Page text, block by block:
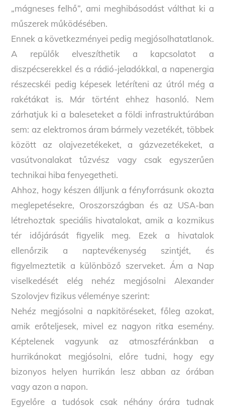
„mágneses felhő”, ami meghibásodást válthat ki a
műszerek működésében.
Ennek a következményei pedig megjósolhatatlanok.
A repülők elveszíthetik a kapcsolatot a
diszpécserekkel és a rádió-jeladókkal, a napenergia
részecskéi pedig képesek letéríteni az útról még a
rakétákat is. Már történt ehhez hasonló. Nem
zárhatjuk ki a baleseteket a földi infrastruktúrában
sem: az elektromos áram bármely vezetékét, többek
között az olajvezetékeket, a gázvezetékeket, a
vasútvonalakat tűzvész vagy csak egyszerűen
technikai hiba fenyegetheti.
Ahhoz, hogy készen álljunk a fényforrásunk okozta
meglepetésekre, Oroszországban és az USA-ban
létrehoztak speciális hivatalokat, amik a kozmikus
tér időjárását figyelik meg. Ezek a hivatalok
ellenőrzik a naptevékenység szintjét, és
figyelmeztetik a különböző szerveket. Ám a Nap
viselkedését elég nehéz megjósolni Alexander
Szolovjev fizikus véleménye szerint:
Nehéz megjósolni a napkitöréseket, főleg azokat,
amik erőteljesek, mivel ez nagyon ritka esemény.
Képtelenek vagyunk az atmoszféránkban a
hurrikánokat megjósolni, előre tudni, hogy egy
bizonyos helyen hurrikán lesz abban az órában
vagy azon a napon.
Egyelőre a tudósok csak néhány órára tudnak